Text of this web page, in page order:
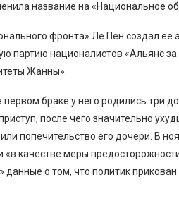
название на «Национальное
фронта» Ле Пен создал
партию националистов «Альянс
Жанны».
браке у него родились три
после чего значительно
попечительство его дочери. В
«в качестве меры
о том, что политик прикован